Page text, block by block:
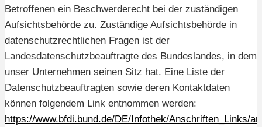
Betroffenen ein Beschwerderecht bei der zuständigen
Aufsichtsbehörde zu. Zuständige Aufsichtsbehörde in
datenschutzrechtlichen Fragen ist der
Landesdatenschutzbeauftragte des Bundeslandes, in dem
unser Unternehmen seinen Sitz hat. Eine Liste der
Datenschutzbeauftragten sowie deren Kontaktdaten
können folgendem Link entnommen werden:
https://www.bfdi.bund.de/DE/Infothek/Anschriften_Links/